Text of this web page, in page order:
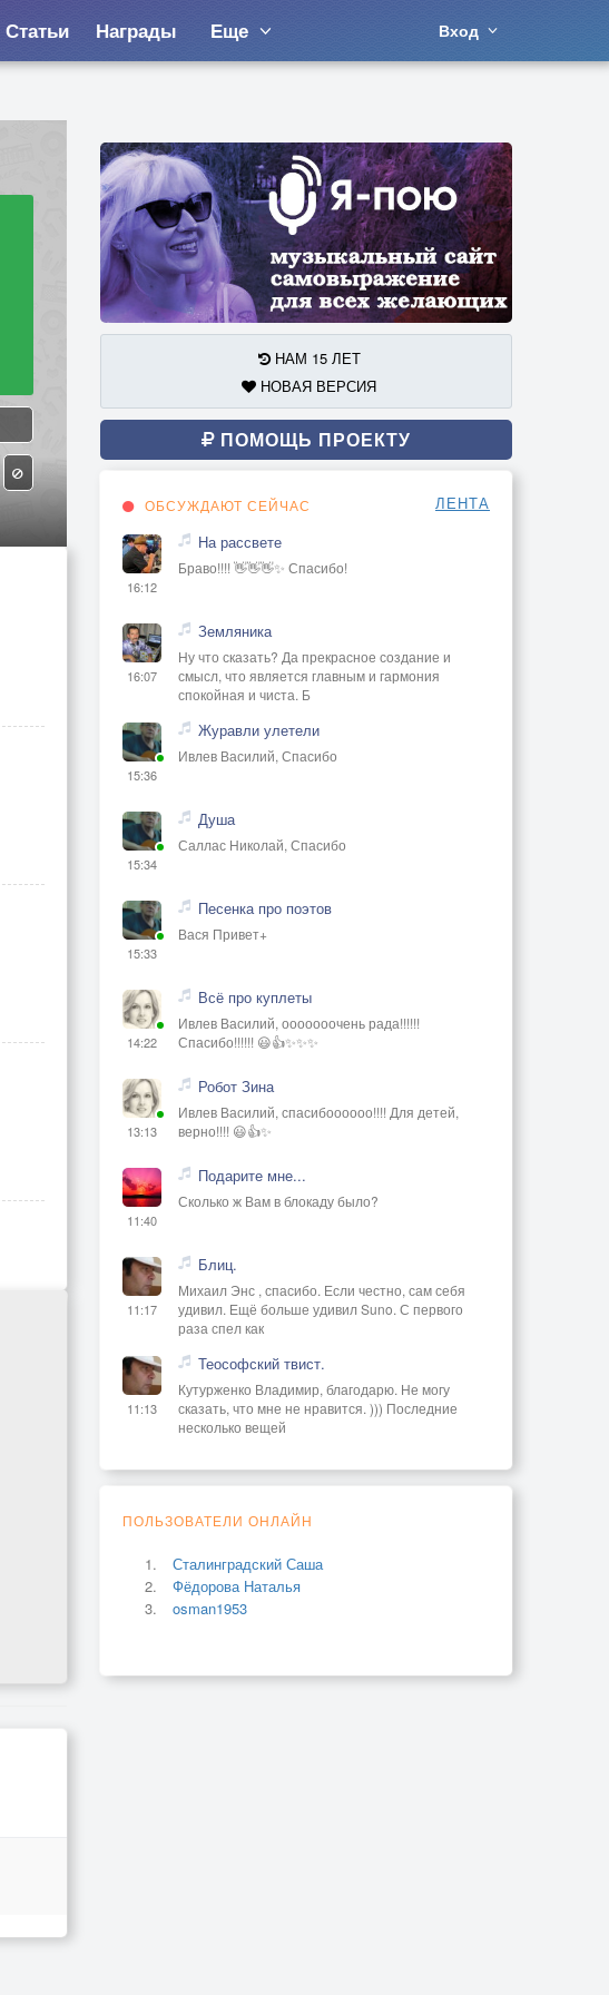
Статьи Награды Еще Вход
НАМ 15 ЛЕТ
НОВАЯ ВЕРСИЯ
ПОМОЩЬ ПРОЕКТУ
ОБСУЖДАЮТ СЕЙЧАС ЛЕНТА
16:12
На рассвете
Браво!!!! 👋👋👋✨ Спасибо!
16:07
Земляника
Ну что сказать? Да прекрасное создание и
смысл, что является главным и гармония
спокойная и чиста. Б
15:36
Журавли улетели
Ивлев Василий, Спасибо
15:34
Душа
Саллас Николай, Спасибо
15:33
Песенка про поэтов
Вася Привет+
14:22
Всё про куплеты
Ивлев Василий, ооооооочень рада!!!!!!
Спасибо!!!!!! 😃👍✨✨✨
13:13
Робот Зина
Ивлев Василий, спасибоооооо!!!! Для детей,
верно!!!! 😃👍✨
11:40
Подарите мне...
Сколько ж Вам в блокаду было?
11:17
Блиц.
Михаил Энс , спасибо. Если честно, сам себя
удивил. Ещё больше удивил Suno. С первого
раза спел как
11:13
Теософский твист.
Кутурженко Владимир, благодарю. Не могу
сказать, что мне не нравится. ))) Последние
несколько вещей
ПОЛЬЗОВАТЕЛИ ОНЛАЙН
Сталинградский Саша
Фёдорова Наталья
osman1953